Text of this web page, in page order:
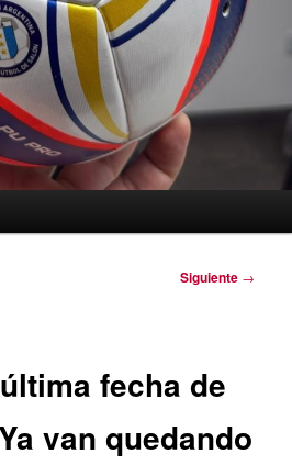
Siguiente →
fecha de
van quedando